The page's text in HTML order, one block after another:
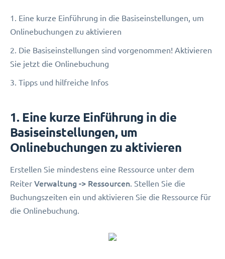
1. Eine kurze Einführung in die Basiseinstellungen, um
Onlinebuchungen zu aktivieren
2. Die Basiseinstellungen sind vorgenommen! Aktivieren
Sie jetzt die Onlinebuchung
3. Tipps und hilfreiche Infos
1. Eine kurze Einführung in die
Basiseinstellungen, um
Onlinebuchungen zu aktivieren
Erstellen Sie mindestens eine Ressource unter dem
Reiter Verwaltung -> Ressourcen. Stellen Sie die
Buchungszeiten ein und aktivieren Sie die Ressource für
die Onlinebuchung.